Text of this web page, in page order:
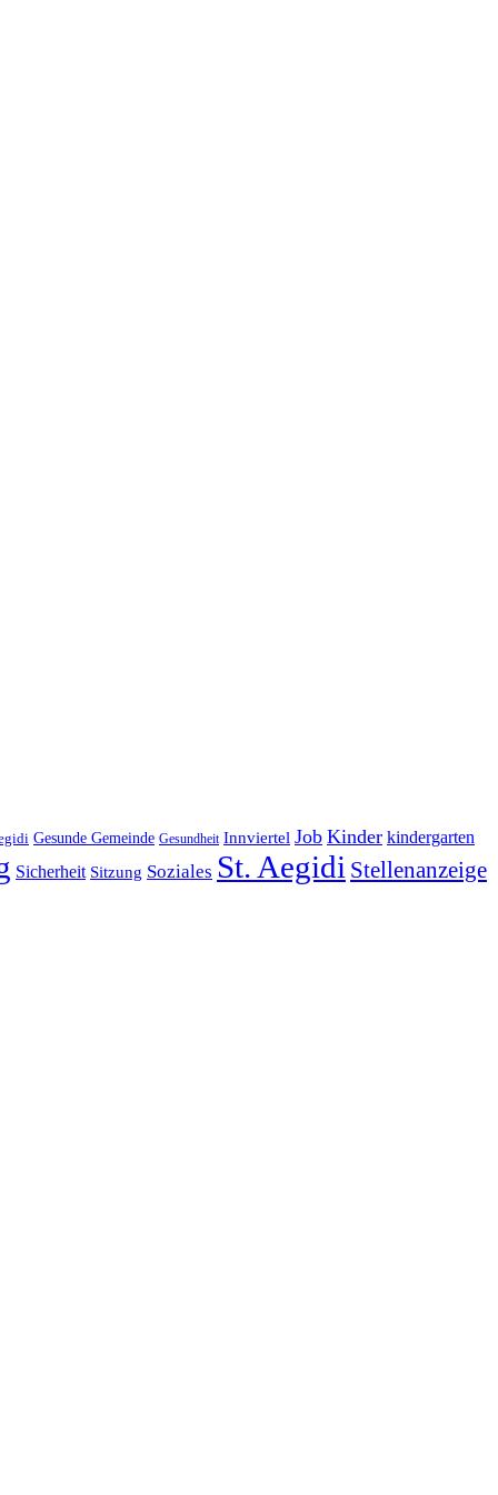
Gesunde Gemeinde Gesundheit Innviertel Job Kinder kindergarten
Sicherheit Sitzung Soziales St. Aegidi Stellenanzeige